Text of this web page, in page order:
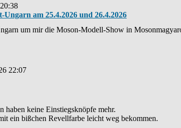
am 25.4.2026 und 26.4.2026
um mir die Moson-Modell-Show in
22:07
haben keine Einstiegsknöpfe mehr.
ein bißchen Revellfarbe leicht weg bekommen.